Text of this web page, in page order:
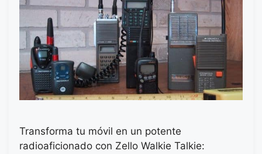
Transforma tu móvil en un potente
radioaficionado con Zello Walkie Talkie: